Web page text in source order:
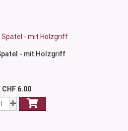
- mit Holzgriff
CHF 6.00